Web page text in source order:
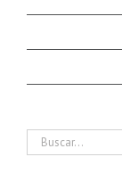
Buscar: